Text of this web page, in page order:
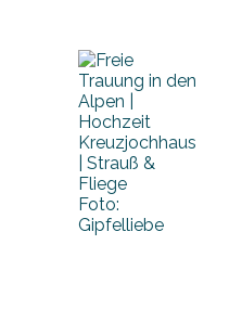
Foto:
Gipfelliebe